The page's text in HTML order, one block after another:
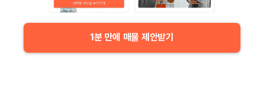
1분 만에 매물 제안받기